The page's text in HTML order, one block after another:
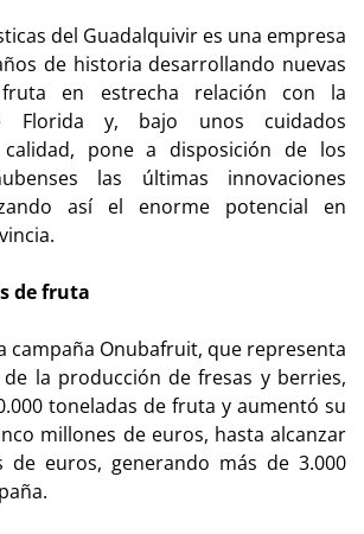
del Guadalquivir es una empresa
de historia desarrollando nuevas
en estrecha relación con la
Florida y, bajo unos cuidados
pone a disposición de los
las últimas innovaciones
así el enorme potencial en
de fruta
campaña Onubafruit, que representa
la producción de fresas y berries,
toneladas de fruta y aumentó su
millones de euros, hasta alcanzar
de euros, generando más de 3.000